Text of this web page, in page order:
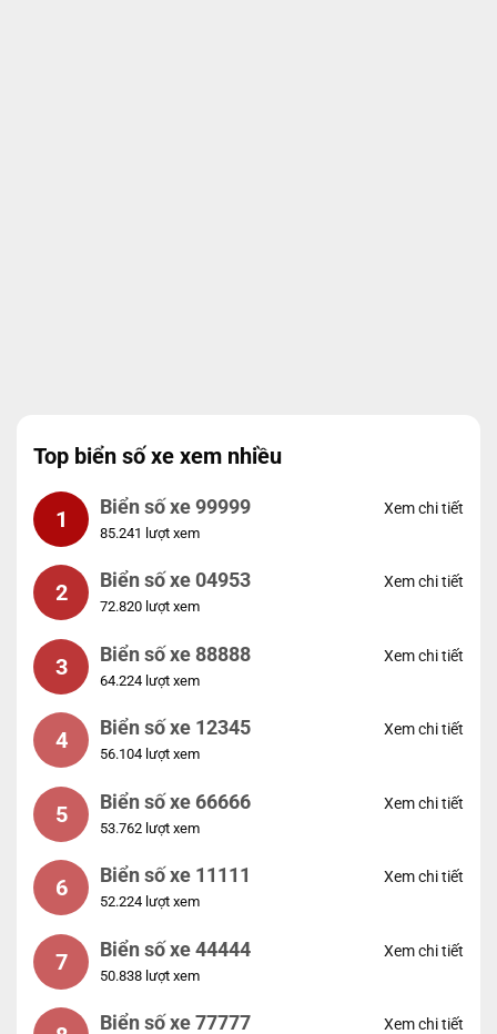
Top biển số xe xem nhiều
1 Biển số xe 99999
85.241 lượt xem
Xem chi tiết
2 Biển số xe 04953
72.820 lượt xem
Xem chi tiết
3 Biển số xe 88888
64.224 lượt xem
Xem chi tiết
4 Biển số xe 12345
56.104 lượt xem
Xem chi tiết
5 Biển số xe 66666
53.762 lượt xem
Xem chi tiết
6 Biển số xe 11111
52.224 lượt xem
Xem chi tiết
7 Biển số xe 44444
50.838 lượt xem
Xem chi tiết
Biển số xe 77777 Xem chi tiết